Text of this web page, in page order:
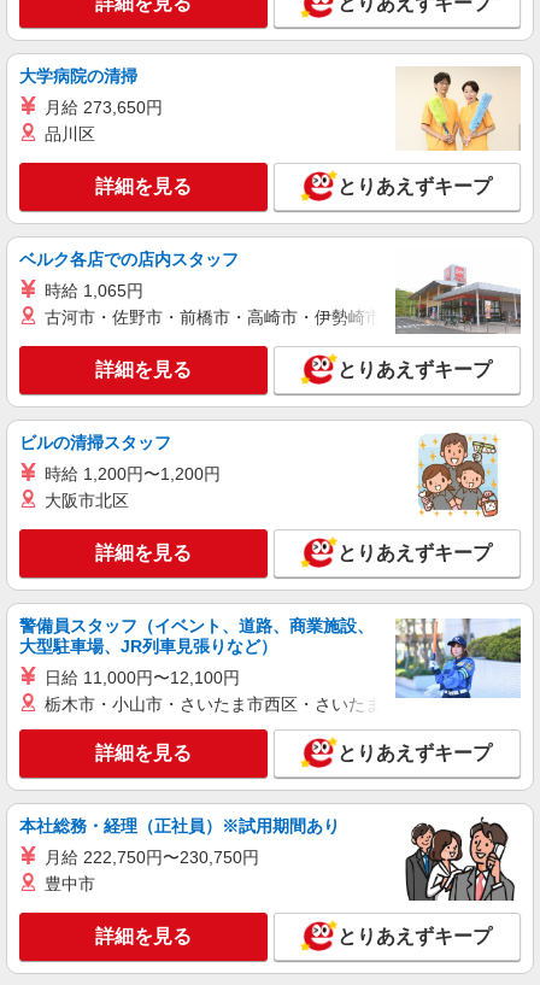
時給1130円〜 ※研修30時間有（同時給）
・JR西大路駅前店 （京都府京都市南区唐橋西
平垣町18／JR京都線「西大路」駅より徒歩1分）
詳細を見る
パート
ジョリーパスタ 西九条店
キッチン（フード）スタッフ
時給1250円 ※22:00以降は時給1563円 ※労働
組合費あり（基本時給×月間時間数×1.8％） ■土
日・祝手当 土日・祝は時給＋50円
京都府京都市南区西九条高畠町44
キープ 詳細を見る
アルバイト パート
なか卯 久世橋通店
接客・調理スタッフ（簡単な接客・調理・清
京都府京都市南区吉祥院池田町47-2
キープ 詳細を見る
なか卯 京都八条口店
接客・調理スタッフ（簡単な接客・調理・清
時給1600円 ■特別手当 特別時給〈5:00-9:00も
深夜時給と同額〉
京都府京都市南区東九条上殿田町53番1 第一
土木ビル1F
詳細を見る
パート
なか卯 久世橋通店
大学病院の清掃
月給 273,650円
品川区
詳細を見る とりあえずキープ
ベルク各店での店内スタッフ
時給 1,065円
古河市・佐野市・前橋市・高崎市・伊勢崎市・太田市・館林市
詳細を見る とりあえずキープ
ビルの清掃スタッフ
時給 1,200円〜1,200円
大阪市北区
詳細を見る とりあえずキープ
警備員スタッフ（イベント、道路、商業施設、
大型駐車場、JR列車見張りなど）
日給 11,000円〜12,100円
栃木市・小山市・さいたま市西区・さいたま市岩槻区・久喜市・
詳細を見る とりあえずキープ
本社総務・経理（正社員）※試用期間あり
月給 222,750円〜230,750円
豊中市
詳細を見る とりあえずキープ